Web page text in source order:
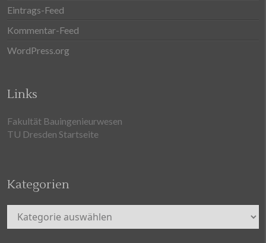
Eintrags-Feed
Kommentar-Feed
WordPress.org
Links
Fakultät Bauingenieurwesen
TU Dresden Startseite
Kategorien
Kategorien